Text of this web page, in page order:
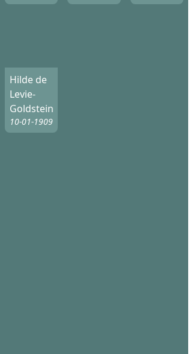
Hilde de
Levie-
Goldstein
10-01-1909